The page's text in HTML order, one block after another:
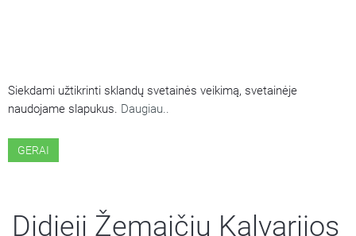
Siekdami užtikrinti sklandų svetainės veikimą, svetainėje
naudojame slapukus. Daugiau..
GERAI
Didieji Žemaičių Kalvarijos